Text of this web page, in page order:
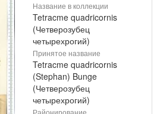
Название в коллекции
Tetracme quadricornis
(Четверозубец
четырехрогий)
Принятое название
Tetracme quadricornis
(Stephan) Bunge
(Четверозубец
четырехрогий)
Районирование